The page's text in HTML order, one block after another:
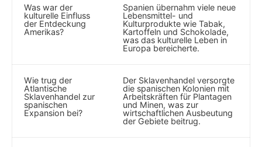
Was war der
kulturelle Einfluss‌
der Entdeckung
Amerikas?
Spanien übernahm viele neue
⁢Lebensmittel-⁤ und
Kulturprodukte wie Tabak,
Kartoffeln und Schokolade,
was das kulturelle Leben in
Europa bereicherte.
Wie ⁣trug der
Atlantische
Sklavenhandel zur
spanischen
Expansion bei?
Der Sklavenhandel versorgte
die spanischen Kolonien ⁣mit
Arbeitskräften für Plantagen
und Minen, was⁢ zur
wirtschaftlichen Ausbeutung ​
der Gebiete beitrug.